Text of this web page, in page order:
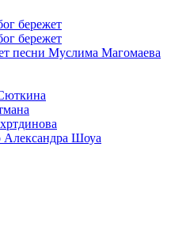
бережет
бережет
песни Муслима Магомаева
Шоуа